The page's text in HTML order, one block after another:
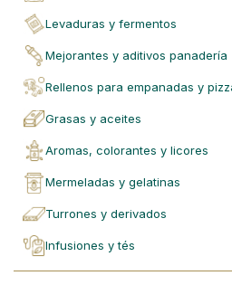
levaduras y fermentos
mejorantes y aditivos panadería
rellenos para empanadas y
grasas y aceites
aromas, colorantes y licores
mermeladas y gelatinas
turrones y derivados
infusiones y tés